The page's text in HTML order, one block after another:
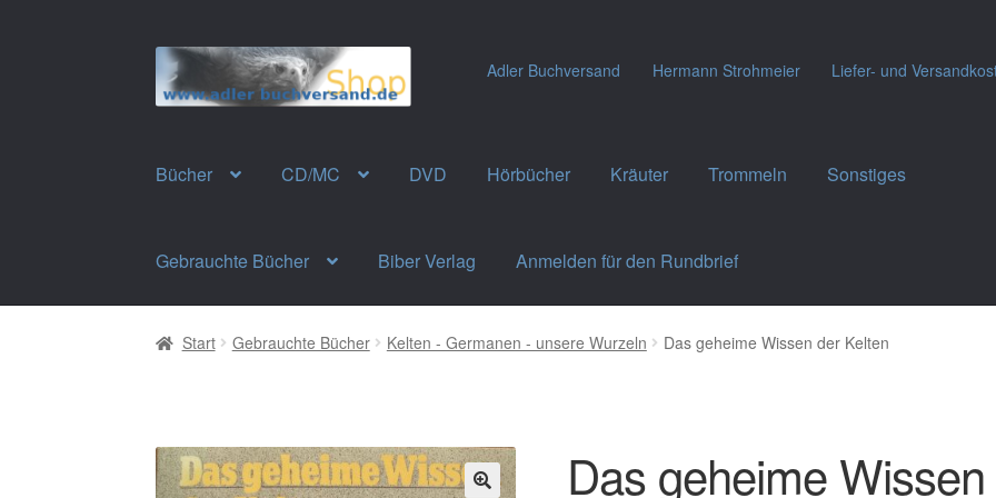
Zur
Navigation
springen
Zum
Inhalt
springen
Adler Buchversand Hermann Strohmeier Liefer- und
Bücher CD/MC DVD Hörbücher Kräuter Trommeln Sonstiges
Gebrauchte Bücher Biber Verlag Anmelden für den Rundbrief
Start Gebrauchte Bücher Kelten - Germanen - unsere Wurzeln Das geheime Wissen der Kelten
Das geheime Wissen